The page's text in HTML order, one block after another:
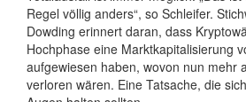
Regel völlig anders“, so Schleifer.
Dowding erinnert daran, dass
Hochphase eine Marktkapitalisierung
aufgewiesen haben, wovon nun mehr
verloren wären. Eine Tatsache, die